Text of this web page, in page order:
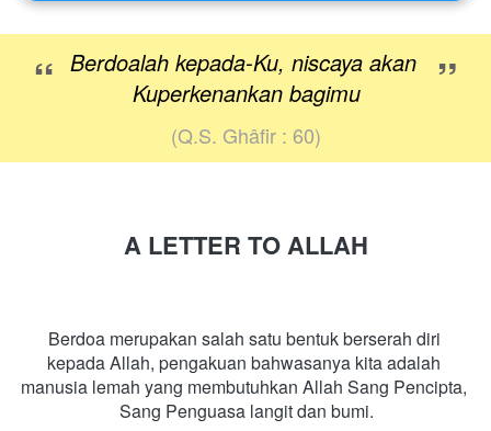
“ Berdoalah kepada-Ku, niscaya akan
Kuperkenankan bagimu
”
(Q.S. Ghâfir : 60)
A LETTER TO ALLAH
Berdoa merupakan salah satu bentuk berserah diri
kepada Allah, pengakuan bahwasanya kita adalah
manusia lemah yang membutuhkan Allah Sang Pencipta,
Sang Penguasa langit dan bumi.